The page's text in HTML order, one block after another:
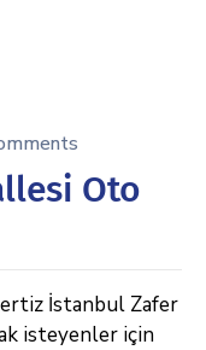
Oto
İstanbul Zafer
isteyenler için